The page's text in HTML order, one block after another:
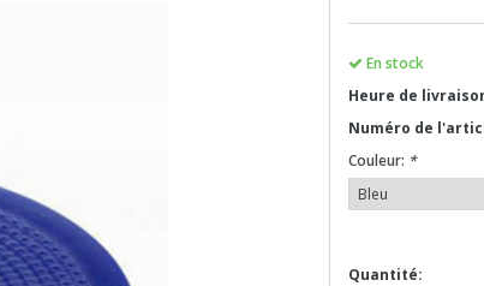
En stock
Heure de
Numéro de
Couleur: *
Quantité: